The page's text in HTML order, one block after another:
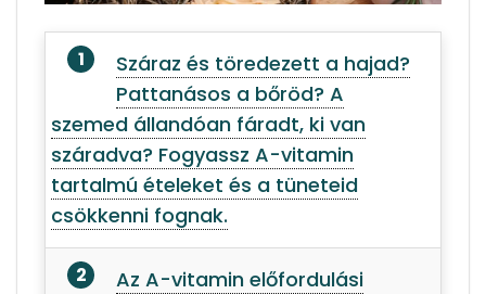
Száraz és töredezett a hajad?
Pattanásos a bőröd? A
szemed állandóan fáradt, ki van
száradva? Fogyassz A-vitamin
tartalmú ételeket és a tüneteid
csökkenni fognak.
Az A-vitamin előfordulási